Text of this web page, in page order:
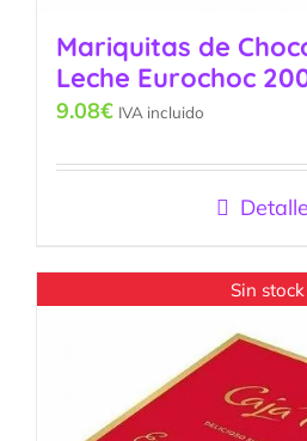
Mariquitas de
Leche Eurochoc
9.08€ IVA incluido
Sin stock